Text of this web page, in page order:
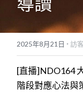
導讀
2025年8月21日 · 訪
[直播]NDO164
階段對應心法與